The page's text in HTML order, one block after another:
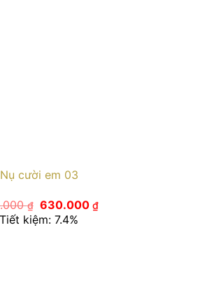
Nụ cười em 03
₫ Giá
gốc
là:
630.000₫Giá
Tiết kiệm: 7.4%